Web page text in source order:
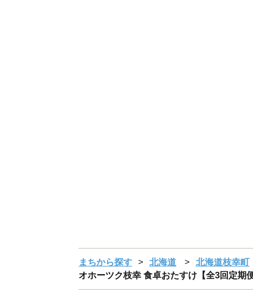
まちから探す 北海道 北海道枝幸町
オホーツク枝幸 食卓おたすけ【全3回定期